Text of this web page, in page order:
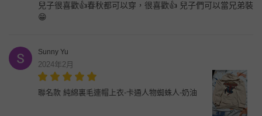
兒子很喜歡👍春秋都可以穿，很喜歡👍 兒子們可以當兄弟裝
😁
Sunny Yu
2024年2月
聯名款 純綿裏毛連帽上衣-卡通人物蜘蛛人-奶油